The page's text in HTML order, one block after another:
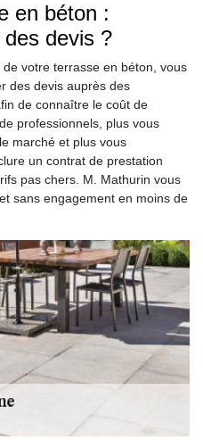
en béton :
devis ?
de votre terrasse en béton, vous
des devis auprès des
de connaître le coût de
professionnels, plus vous
marché et plus vous
un contrat de prestation
pas chers. M. Mathurin vous
sans engagement en moins de